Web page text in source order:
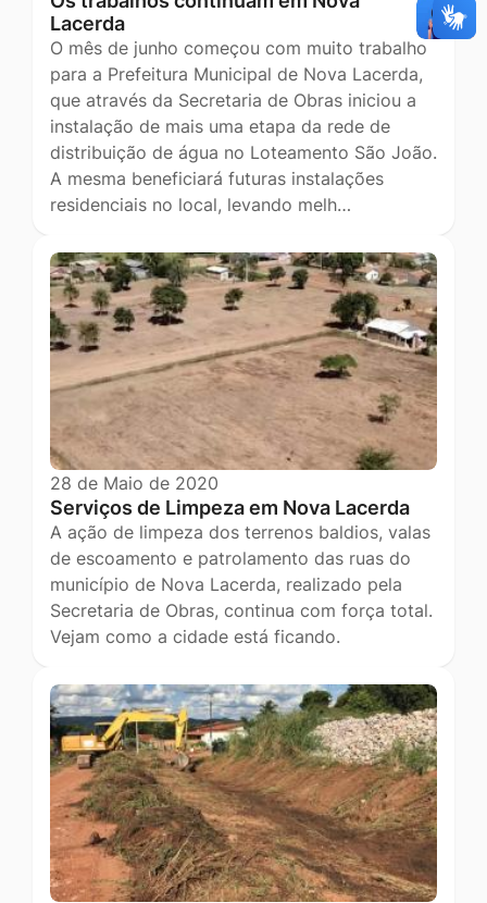
Lacerda
O mês de junho começou com muito trabalho
para a Prefeitura Municipal de Nova Lacerda,
que através da Secretaria de Obras iniciou a
instalação de mais uma etapa da rede de
distribuição de água no Loteamento São João.
A mesma beneficiará futuras instalações
residenciais no local, levando melh…
28 de Maio de 2020
Serviços de Limpeza em Nova Lacerda
A ação de limpeza dos terrenos baldios, valas
de escoamento e patrolamento das ruas do
município de Nova Lacerda, realizado pela
Secretaria de Obras, continua com força total.
Vejam como a cidade está ficando.